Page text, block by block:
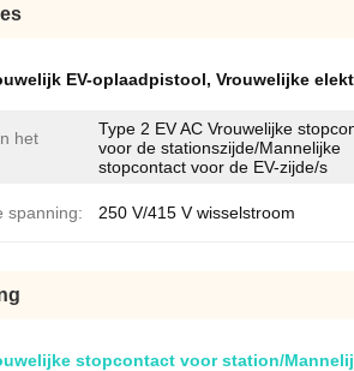
EV-oplaadpistool, Vrouwelijke
het
Type 2 EV AC Vrouwelijke
voor de stationszijde/Mannelijke
stopcontact voor de EV-zijde/s
spanning: 250 V/415 V wisselstroom
stopcontact voor station/